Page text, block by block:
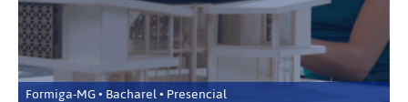
Formiga-MG • Bacharel • Presencial